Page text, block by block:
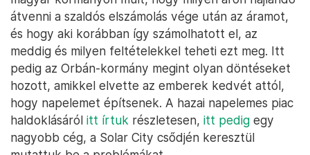
átvenni a szaldós elszámolás vége után az áramot,
és hogy aki korábban így számolhatott el, az
meddig és milyen feltételekkel teheti ezt meg. Itt
pedig az Orbán-kormány megint olyan döntéseket
hozott, amikkel elvette az emberek kedvét attól,
hogy napelemet építsenek. A hazai napelemes piac
haldoklásáról itt írtuk részletesen, itt pedig egy
nagyobb cég, a Solar City csődjén keresztül